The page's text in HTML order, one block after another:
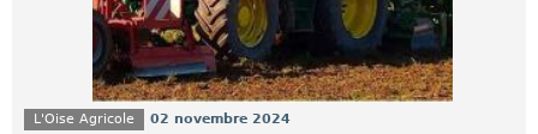
L'Oise Agricole 02 novembre 2024